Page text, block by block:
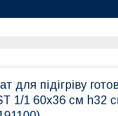
для підігріву
1/1 60х36 см h32